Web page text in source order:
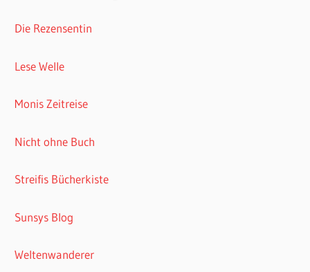
Die Rezensentin
Lese Welle
Monis Zeitreise
Nicht ohne Buch
Streifis Bücherkiste
Sunsys Blog
Weltenwanderer